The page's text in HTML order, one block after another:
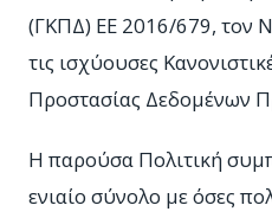
(ΓΚΠΔ) ΕΕ 2016/679, τον
τις ισχύουσες
Προστασίας Δεδομένων
Η παρούσα Πολιτική
ενιαίο σύνολο με όσες